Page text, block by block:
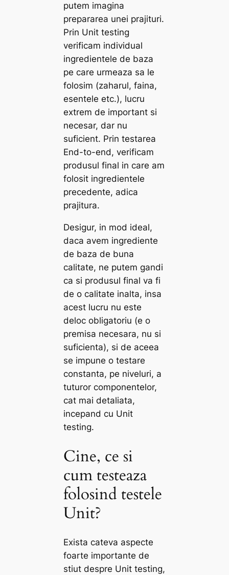
putem imagina
prepararea unei prajituri.
Prin Unit testing
verificam individual
ingredientele de baza
pe care urmeaza sa le
folosim (zaharul, faina,
esentele etc.), lucru
extrem de important si
necesar, dar nu
suficient. Prin testarea
End-to-end, verificam
produsul final in care am
folosit ingredientele
precedente, adica
prajitura.
Desigur, in mod ideal,
daca avem ingrediente
de baza de buna
calitate, ne putem gandi
ca si produsul final va fi
de o calitate inalta, insa
acest lucru nu este
deloc obligatoriu (e o
premisa necesara, nu si
suficienta), si de aceea
se impune o testare
constanta, pe niveluri, a
tuturor componentelor,
cat mai detaliata,
incepand cu Unit
testing.
Cine, ce si
cum testeaza
folosind testele
Unit?
Exista cateva aspecte
foarte importante de
stiut despre Unit testing,